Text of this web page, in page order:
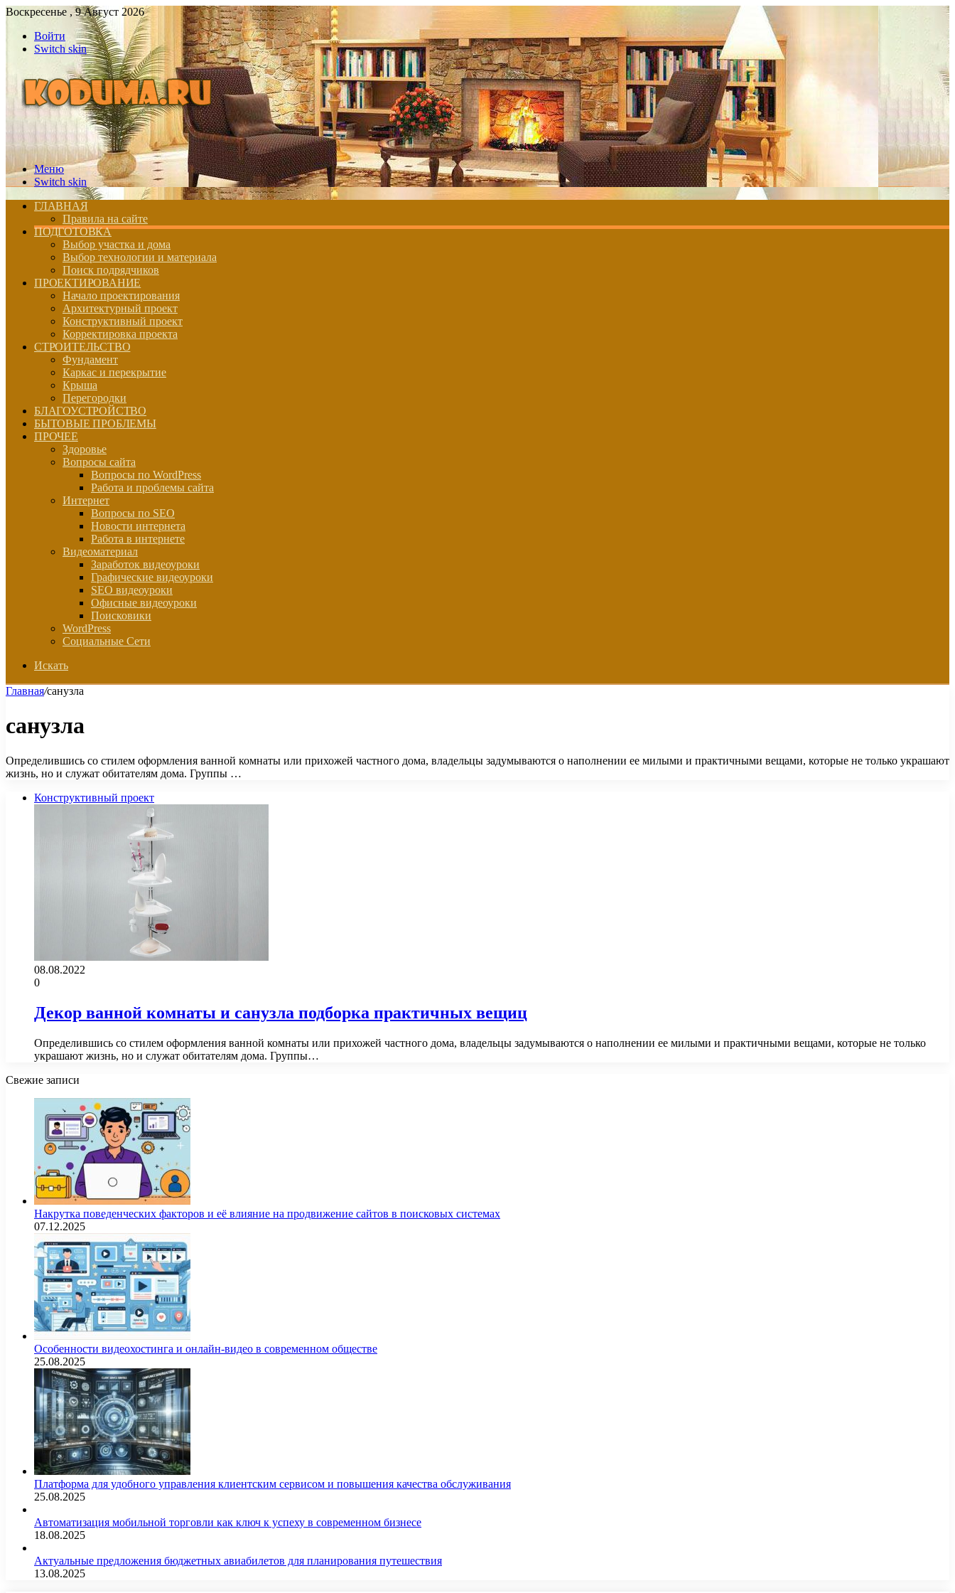
Воскресенье , 9 Август 2026
Войти
Switch skin
Меню
Switch skin
ГЛАВНАЯ
Правила на сайте
ПОДГОТОВКА
Выбор участка и дома
Выбор технологии и материала
Поиск подрядчиков
ПРОЕКТИРОВАНИЕ
Начало проектирования
Архитектурный проект
Конструктивный проект
Корректировка проекта
СТРОИТЕЛЬСТВО
Фундамент
Каркас и перекрытие
Крыша
Перегородки
БЛАГОУСТРОЙСТВО
БЫТОВЫЕ ПРОБЛЕМЫ
ПРОЧЕЕ
Здоровье
Вопросы сайта
Вопросы по WordPress
Работа и проблемы сайта
Интернет
Вопросы по SEO
Новости интернета
Работа в интернете
Видеоматериал
Заработок видеоуроки
Графические видеоуроки
SEO видеоуроки
Офисные видеоуроки
Поисковики
WordPress
Социальные Сети
Искать
Главная/санузла
санузла
Определившись со стилем оформления ванной комнаты или прихожей частного дома, владельцы задумываются о наполнении ее милыми и практичными вещами, которые не только украшают
жизнь, но и служат обитателям дома. Группы …
Конструктивный проект
08.08.2022
0
Декор ванной комнаты и санузла подборка практичных вещиц
Определившись со стилем оформления ванной комнаты или прихожей частного дома, владельцы задумываются о наполнении ее милыми и практичными вещами, которые не только
украшают жизнь, но и служат обитателям дома. Группы…
Свежие записи
Накрутка поведенческих факторов и её влияние на продвижение сайтов в поисковых системах
07.12.2025
Особенности видеохостинга и онлайн-видео в современном обществе
25.08.2025
Платформа для удобного управления клиентским сервисом и повышения качества обслуживания
25.08.2025
Автоматизация мобильной торговли как ключ к успеху в современном бизнесе
18.08.2025
Актуальные предложения бюджетных авиабилетов для планирования путешествия
13.08.2025